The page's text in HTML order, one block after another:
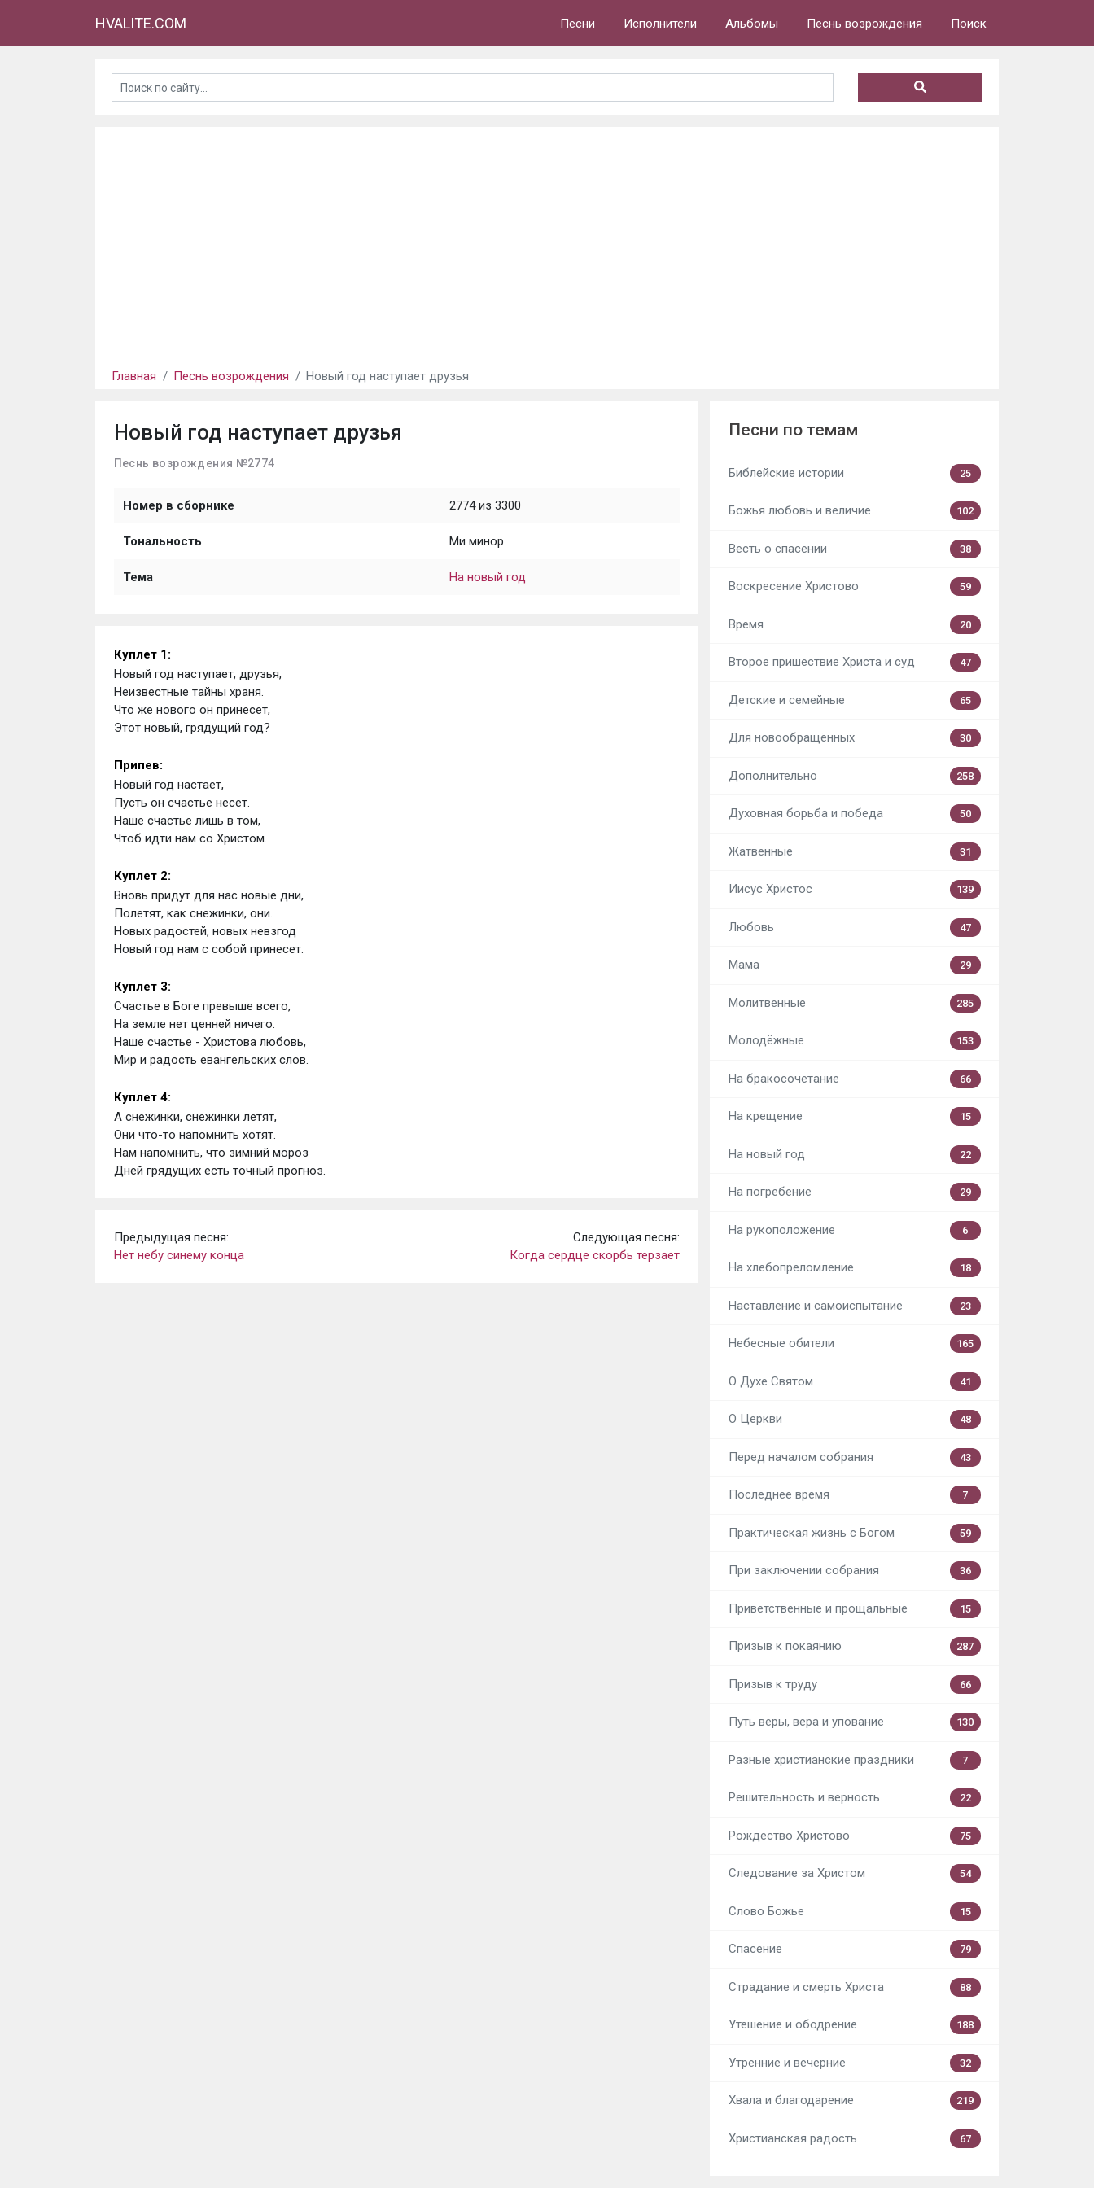
HVALITE.COM Песни Исполнители Альбомы Песнь возрождения Поиск
Главная Песнь возрождения Новый год наступает друзья
Новый год наступает друзья
Песнь возрождения №2774
Номер в сборнике 2774 из 3300
Тональность Ми минор
Тема На новый год
Куплет 1:
Новый год наступает, друзья,
Неизвестные тайны храня.
Что же нового он принесет,
Этот новый, грядущий год?
Припев:
Новый год настает,
Пусть он счастье несет.
Наше счастье лишь в том,
Чтоб идти нам со Христом.
Куплет 2:
Вновь придут для нас новые дни,
Полетят, как снежинки, они.
Новых радостей, новых невзгод
Новый год нам с собой принесет.
Куплет 3:
Счастье в Боге превыше всего,
На земле нет ценней ничего.
Наше счастье - Христова любовь,
Мир и радость евангельских слов.
Куплет 4:
А снежинки, снежинки летят,
Они что-то напомнить хотят.
Нам напомнить, что зимний мороз
Дней грядущих есть точный прогноз.
Предыдущая песня:
Нет небу синему конца
Следующая песня:
Когда сердце скорбь терзает
Песни по темам
Библейские истории 25
Божья любовь и величие 102
Весть о спасении 38
Воскресение Христово 59
Время 20
Второе пришествие Христа и суд 47
Детские и семейные 65
Для новообращённых 30
Дополнительно 258
Духовная борьба и победа 50
Жатвенные 31
Иисус Христос 139
Любовь 47
Мама 29
Молитвенные 285
Молодёжные 153
На бракосочетание 66
На крещение 15
На новый год 22
На погребение 29
На рукоположение 6
На хлебопреломление 18
Наставление и самоиспытание 23
Небесные обители 165
О Духе Святом 41
О Церкви 48
Перед началом собрания 43
Последнее время 7
Практическая жизнь с Богом 59
При заключении собрания 36
Приветственные и прощальные 15
Призыв к покаянию 287
Призыв к труду 66
Путь веры, вера и упование 130
Разные христианские праздники 7
Решительность и верность 22
Рождество Христово 75
Следование за Христом 54
Слово Божье 15
Спасение 79
Страдание и смерть Христа 88
Утешение и ободрение 188
Утренние и вечерние 32
Хвала и благодарение 219
Христианская радость 67